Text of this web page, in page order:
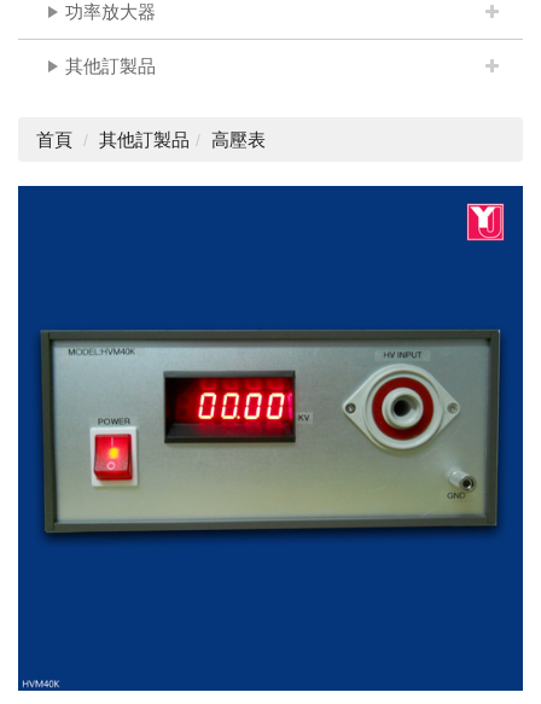
功率放大器
其他訂製品
首頁 其他訂製品 高壓表